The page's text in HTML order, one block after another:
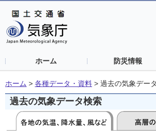
ホーム 防災情報
ホーム > 各種データ・資料 > 過去の気象デー
過去の気象データ検索